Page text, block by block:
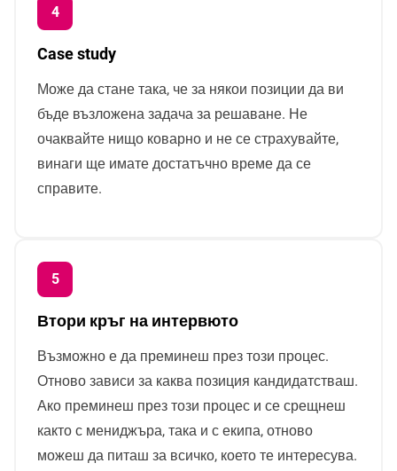
Case study
Може да стане така, че за някои позиции да ви
бъде възложена задача за решаване. Не
очаквайте нищо коварно и не се страхувайте,
винаги ще имате достатъчно време да се
справите.
Втори кръг на интервюто
Възможно е да преминеш през този процес.
Отново зависи за каква позиция кандидатстваш.
Ако преминеш през този процес и се срещнеш
както с мениджъра, така и с екипа, отново
можеш да питаш за всичко, което те интересува.